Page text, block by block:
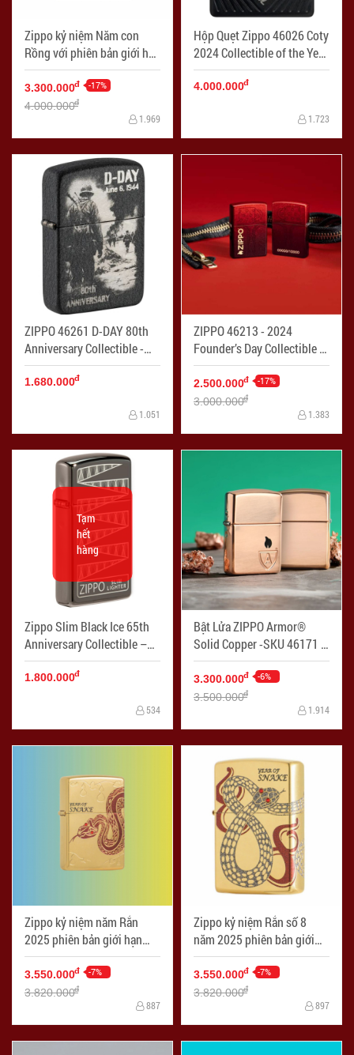
Zippo kỷ niệm Năm con
Rồng với phiên bản giới hạn
2024 (Nickel) - Mã SP:
ZPC4206
3.300.000đ -17%
4.000.000đ
1.969
Hộp Quẹt Zippo 46026 Coty
2024 Collectible of the Year
- Mã SP: ZPC4223
4.000.000đ
1.723
ZIPPO 46261 D-DAY 80th
Anniversary Collectible -
Mã SP: ZPC4238
1.680.000đ
1.051
ZIPPO 46213 - 2024
Founder’s Day Collectible -
Mã SP: ZPC4239
2.500.000đ -17%
3.000.000đ
1.383
Zippo Slim Black Ice 65th
Anniversary Collectible –
49709 - Mã SP: ZPC4255
Tạm
hết
hàng
1.800.000đ
534
Bật Lửa ZIPPO Armor®
Solid Copper -SKU 46171 -
Mã SP: ZPC4257
3.300.000đ -6%
3.500.000đ
1.914
Zippo kỷ niệm năm Rắn
2025 phiên bản giới hạn
1000 chiếc thị trường Châu
Á - Mã SP: ZPC4272
3.550.000đ -7%
3.820.000đ
887
Zippo kỷ niệm Rắn số 8
năm 2025 phiên bản giới
hạn 1000 chiếc thị trường
Châu Á - Mã SP: ZPC4273
3.550.000đ -7%
3.820.000đ
897